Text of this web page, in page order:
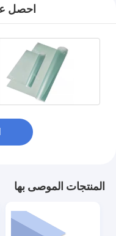
احصل
المنتجات الموصى بها